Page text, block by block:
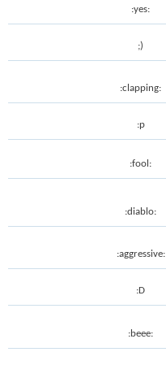
:yes:
;)
:clapping:
:p
:fool:
:diablo:
:aggressive:
:D
:beee: